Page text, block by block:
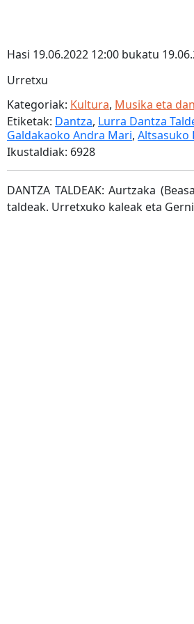
Hasi 19.06.2022 12:00 bukatu
Urretxu
Kategoriak: Kultura, Musika eta
Etiketak: Dantza, Lurra Dantza
Galdakaoko Andra Mari, Altsasuko
Ikustaldiak: 6928
DANTZA TALDEAK: Aurtzaka
taldeak. Urretxuko kaleak eta